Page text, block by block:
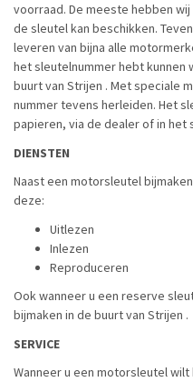
voorraad. De meeste hebben
de sleutel kan beschikken.
leveren van bijna alle
het sleutelnummer hebt kunnen
buurt van Strijen . Met speciale
nummer tevens herleiden. Het
papieren, via de dealer of in het
DIENSTEN
Naast een motorsleutel
deze:
Uitlezen
Inlezen
Reproduceren
Ook wanneer u een reserve
bijmaken in de buurt van Strijen .
SERVICE
Wanneer u een motorsleutel